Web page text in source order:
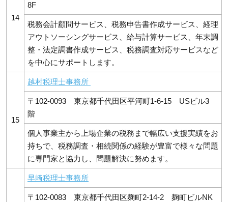
14
8F
税務会計顧問サービス、税務申告書作成サービス、経理
アウトソーシングサービス、給与計算サービス、年末調
整・法定調書作成サービス、税務調査対応サービスなど
を中心にサポートします。
15
越村税理士事務所
〒102-0093 東京都千代田区平河町1-6-15 USビル3
階
個人事業主から上場企業の税務まで幅広い支援実績をお
持ちで、税務調査・相続関係の経験が豊富で様々な問題
に専門家と協力し、問題解決に努めます。
早﨑税理士事務所
〒102-0083 東京都千代田区麹町2-14-2 麹町ビルNK